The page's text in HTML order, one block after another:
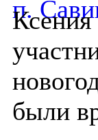
были